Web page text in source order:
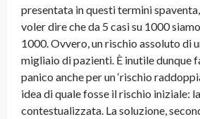
presentata in questi termini
voler dire che da 5 casi su 1000
1000. Ovvero, un rischio assoluto di
migliaio di pazienti. È inutile dunque
panico anche per un ‘rischio
idea di quale fosse il rischio iniziale:
contestualizzata. La soluzione,